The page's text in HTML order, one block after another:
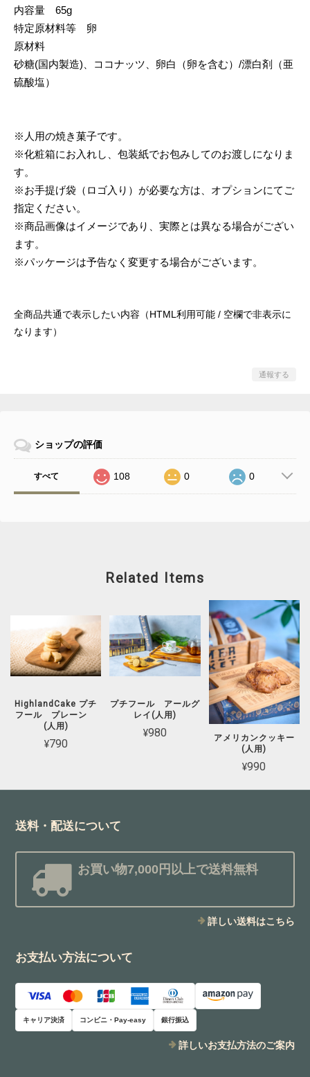
内容量 65g
特定原材料等 卵
原材料
砂糖(国内製造)、ココナッツ、卵白（卵を含む）/漂白剤（亜
硫酸塩）
※人用の焼き菓子です。
※化粧箱にお入れし、包装紙でお包みしてのお渡しになりま
す。
※お手提げ袋（ロゴ入り）が必要な方は、オプションにてご
指定ください。
※商品画像はイメージであり、実際とは異なる場合がござい
ます。
※パッケージは予告なく変更する場合がございます。
全商品共通で表示したい内容（HTML利用可能 / 空欄で非表示に
なります）
通報する
ショップの評価
すべて 108 0 0
Related Items
HighlandCake プチ
フール プレーン
(人用)
¥790
プチフール アールグ
レイ(人用)
¥980
アメリカンクッキー
(人用)
¥990
送料・配送について
お買い物7,000円以上で送料無料
詳しい送料はこちら
お支払い方法について
キャリア決済 コンビニ・Pay-easy 銀行振込
詳しいお支払方法のご案内